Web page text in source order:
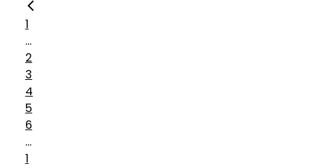
1
...
2
3
4
5
6
...
1